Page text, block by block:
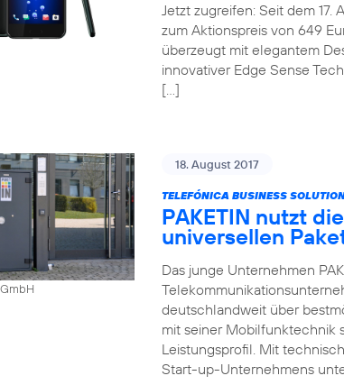
Jetzt zugreifen: Seit dem 17.
zum Aktionspreis von 649
überzeugt mit elegantem
innovativer Edge Sense
[…]
18. August 2017
TELEFÓNICA BUSINESS
PAKETIN nutzt
universellen
Das junge Unternehmen
deutschlandweit über
mit seiner Mobilfunktechnik
Leistungsprofil. Mit
Start-up-Unternehmens